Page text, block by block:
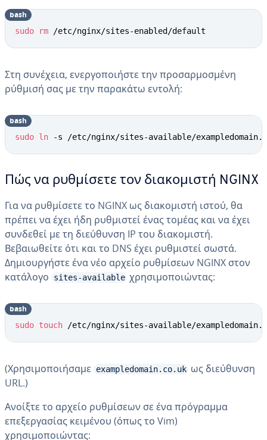
sudo rm /etc/nginx/sites-enabled/default
bash
Στη συνέχεια, ενεργοποιήστε την προσαρμοσμένη
ρύθμισή σας με την παρακάτω εντολή:
sudo ln -s /etc/nginx/sites-available/
bash
Πώς να ρυθμίσετε τον διακομιστή NGINX
Για να ρυθμίσετε το NGINX ως διακομιστή ιστού, θα
πρέπει να έχει ήδη ρυθμιστεί ένας τομέας και να έχει
συνδεθεί με τη διεύθυνση IP του διακομιστή.
Βεβαιωθείτε ότι και το DNS έχει ρυθμιστεί σωστά.
Δημιουργήστε ένα νέο αρχείο ρυθμίσεων NGINX στον
κατάλογο
sites-available χρησιμοποιώντας:
sudo touch /etc/nginx/sites-available/
bash
(Χρησιμοποιήσαμε exampledomain.co.uk ως διεύθυνση
URL.)
Ανοίξτε το αρχείο ρυθμίσεων σε ένα πρόγραμμα
επεξεργασίας κειμένου (όπως το Vim)
χρησιμοποιώντας: